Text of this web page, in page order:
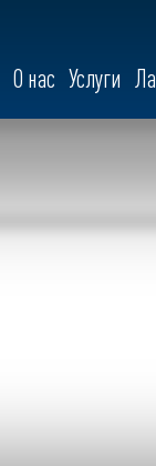
О нас Услуги